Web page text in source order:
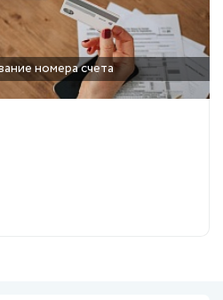
номера счета